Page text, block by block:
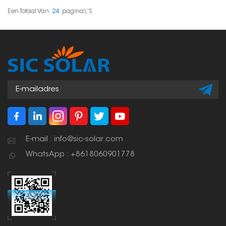
het dak, waardoor alles
Een Totaal Van 24 Pagina\'s
E-mail : info@sic-solar.com
WhatsApp : +8618060901778